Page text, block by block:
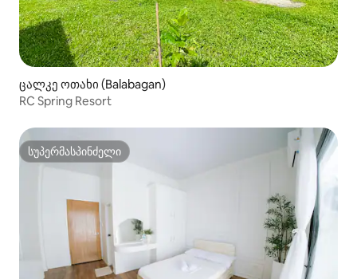
ცალკე ოთახი (Balabagan)
RC Spring Resort
სუპერმასპინძელი
სუპერმასპინძელი